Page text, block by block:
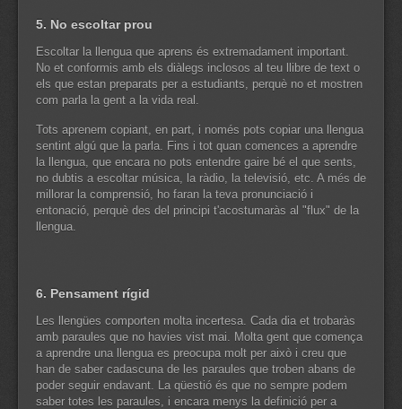
5. No escoltar prou
Escoltar la llengua que aprens és extremadament important.
No et conformis amb els diàlegs inclosos al teu llibre de text o
els que estan preparats per a estudiants, perquè no et mostren
com parla la gent a la vida real.
Tots aprenem copiant, en part, i només pots copiar una llengua
sentint algú que la parla. Fins i tot quan comences a aprendre
la llengua, que encara no pots entendre gaire bé el que sents,
no dubtis a escoltar música, la ràdio, la televisió, etc. A més de
millorar la comprensió, ho faran la teva pronunciació i
entonació, perquè des del principi t'acostumaràs al "flux" de la
llengua.
6. Pensament rígid
Les llengües comporten molta incertesa. Cada dia et trobaràs
amb paraules que no havies vist mai. Molta gent que comença
a aprendre una llengua es preocupa molt per això i creu que
han de saber cadascuna de les paraules que troben abans de
poder seguir endavant. La qüestió és que no sempre podem
saber totes les paraules, i encara menys la definició per a